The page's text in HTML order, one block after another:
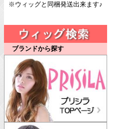
※ウィッグと同梱発送出来ます♪
ブランドから探す